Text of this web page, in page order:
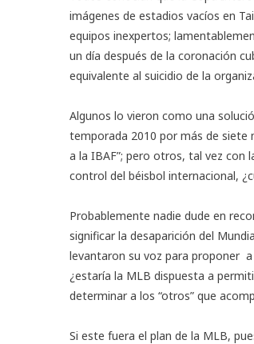
imágenes de estadios vacíos en
equipos inexpertos;
un día después de la coronación
equivalente al suicidio de la
Algunos lo vieron como una
temporada 2010 por más de siete
a la IBAF”; pero otros, tal vez con
control del béisbol internacional,
Probablemente nadie dude en
significar la desaparición del
levantaron su voz para proponer
¿estaría la MLB dispuesta a
determinar a los “otros” que
Si este fuera el plan de la MLB,